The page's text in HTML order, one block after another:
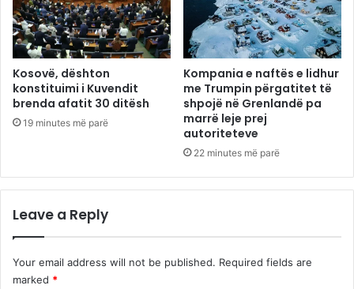
Kosovë, dështon
konstituimi i Kuvendit
brenda afatit 30 ditësh
19 minutes më parë
Kompania e naftës e lidhur
me Trumpin përgatitet të
shpojë në Grenlandë pa
marrë leje prej
autoriteteve
22 minutes më parë
Leave a Reply
Your email address will not be published. Required fields are
marked *